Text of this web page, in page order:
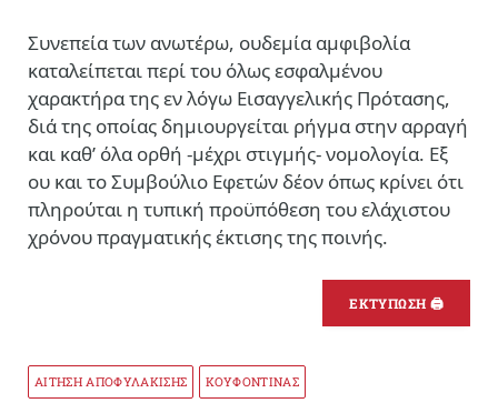
Συνεπεία των ανωτέρω, ουδεμία αμφιβολία
καταλείπεται περί του όλως εσφαλμένου
χαρακτήρα της εν λόγω Εισαγγελικής Πρότασης,
διά της οποίας δημιουργείται ρήγμα στην αρραγή
και καθ’ όλα ορθή -μέχρι στιγμής- νομολογία. Εξ
ου και το Συμβούλιο Εφετών δέον όπως κρίνει ότι
πληρούται η τυπική προϋπόθεση του ελάχιστου
χρόνου πραγματικής έκτισης της ποινής.
ΕΚΤΥΠΩΣΗ 🖨
ΑΙΤΗΣΗ ΑΠΟΦΥΛΑΚΙΣΗΣ ΚΟΥΦΟΝΤΙΝΑΣ